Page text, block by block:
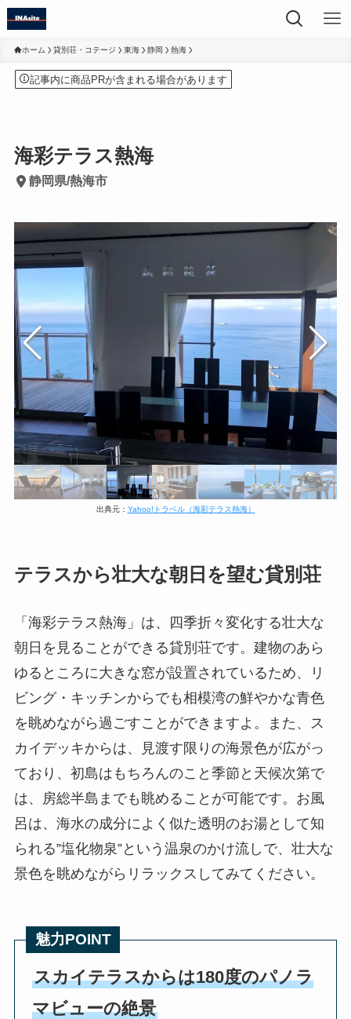
ホーム 貸別荘・コテージ 東海 静岡 熱海
記事内に商品PRが含まれる場合があります
海彩テラス熱海
静岡県/熱海市
出典元： Yahoo!トラベル（海彩テラス熱海）
テラスから壮大な朝日を望む貸別荘
「海彩テラス熱海」は、四季折々変化する壮大な
朝日を見ることができる貸別荘です。建物のあら
ゆるところに大きな窓が設置されているため、リ
ビング・キッチンからでも相模湾の鮮やかな青色
を眺めながら過ごすことができますよ。また、ス
カイデッキからは、見渡す限りの海景色が広がっ
ており、初島はもちろんのこと季節と天候次第で
は、房総半島までも眺めることが可能です。お風
呂は、海水の成分によく似た透明のお湯として知
られる”塩化物泉”という温泉のかけ流しで、壮大な
景色を眺めながらリラックスしてみてください。
魅力POINT
スカイテラスからは180度のパノラ
マビューの絶景